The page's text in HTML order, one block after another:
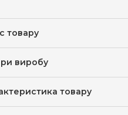
товару
виробу
товару